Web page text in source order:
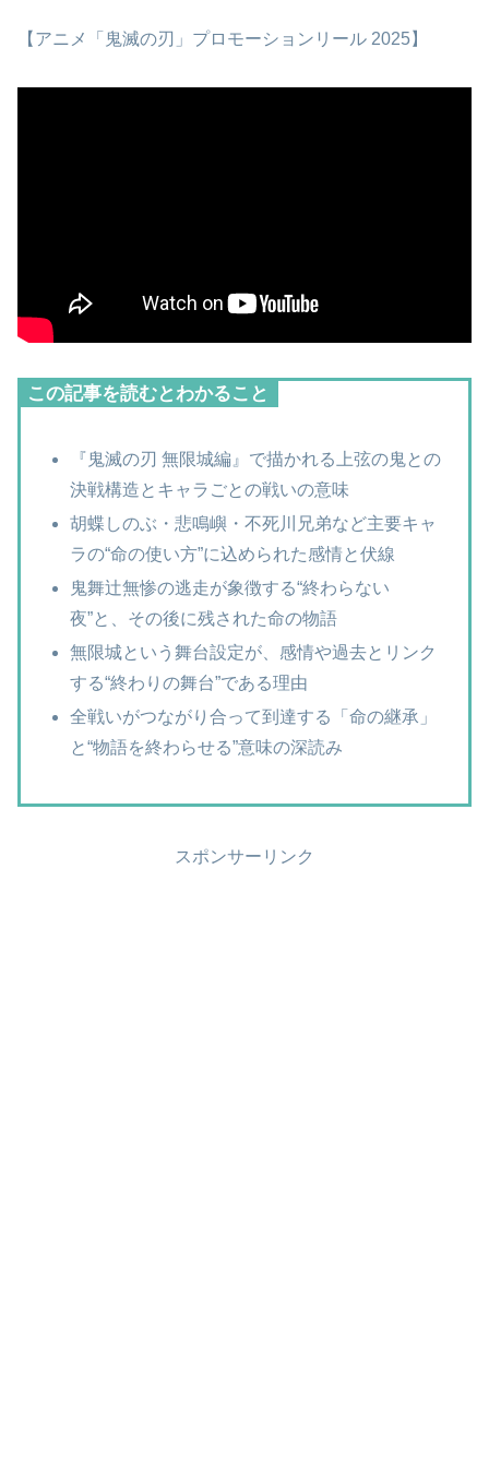
【アニメ「鬼滅の刃」プロモーションリール 2025】
この記事を読むとわかること
『鬼滅の刃 無限城編』で描かれる上弦の鬼との
決戦構造とキャラごとの戦いの意味
胡蝶しのぶ・悲鳴嶼・不死川兄弟など主要キャ
ラの“命の使い方”に込められた感情と伏線
鬼舞辻無惨の逃走が象徴する“終わらない
夜”と、その後に残された命の物語
無限城という舞台設定が、感情や過去とリンク
する“終わりの舞台”である理由
全戦いがつながり合って到達する「命の継承」
と“物語を終わらせる”意味の深読み
スポンサーリンク